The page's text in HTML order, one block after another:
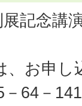
記念講
、お申し
－64－